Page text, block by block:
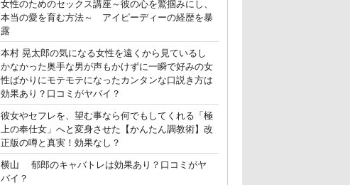
女性のためのセックス講座～彼の心を鷲掴みにし、
本当の愛を育む方法～ アイピーディーの経歴を暴
露
本村 晃太郎の気になる女性を遠くから見ているし
かなかった奥手な男が声もかけずに一瞬で好みの女
性ばかりにモテモテになったカンタンな口説き方は
効果あり？口コミがヤバイ？
彼女やセフレを、望む事なら何でもしてくれる「極
上の奉仕女」へと変身させた【かんたん調教術】改
正版の噂と真実！効果なし？
横山 郁郎のキャバトレは効果あり？口コミがヤ
バイ？